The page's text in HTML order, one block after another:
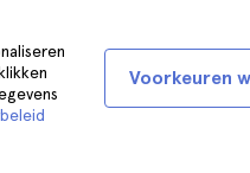
Voorkeuren